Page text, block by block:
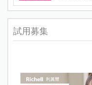
試用募集